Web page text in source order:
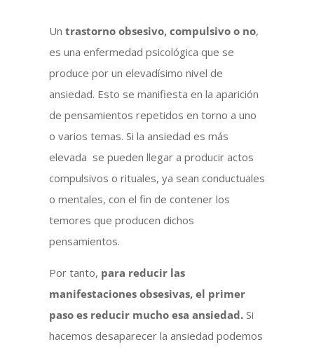
Un trastorno obsesivo, compulsivo o no,
es una enfermedad psicológica que se
produce por un elevadísimo nivel de
ansiedad. Esto se manifiesta en la aparición
de pensamientos repetidos en torno a uno
o varios temas. Si la ansiedad es más
elevada se pueden llegar a producir actos
compulsivos o rituales, ya sean conductuales
o mentales, con el fin de contener los
temores que producen dichos
pensamientos.
Por tanto, para reducir las
manifestaciones obsesivas, el primer
paso es reducir mucho esa ansiedad. Si
hacemos desaparecer la ansiedad podemos